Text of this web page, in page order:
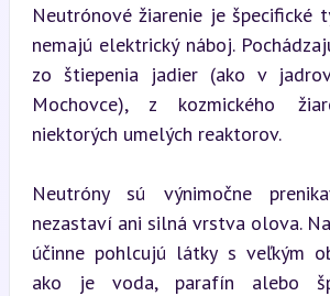
Neutrónové žiarenie je špecifické
nemajú elektrický náboj.
zo štiepenia jadier (ako v
Mochovce), z kozmického
niektorých umelých reaktorov.
Neutróny sú výnimočne
nezastaví ani silná vrstva olova.
účinne pohlcujú látky s veľkým
ako je voda, parafín alebo